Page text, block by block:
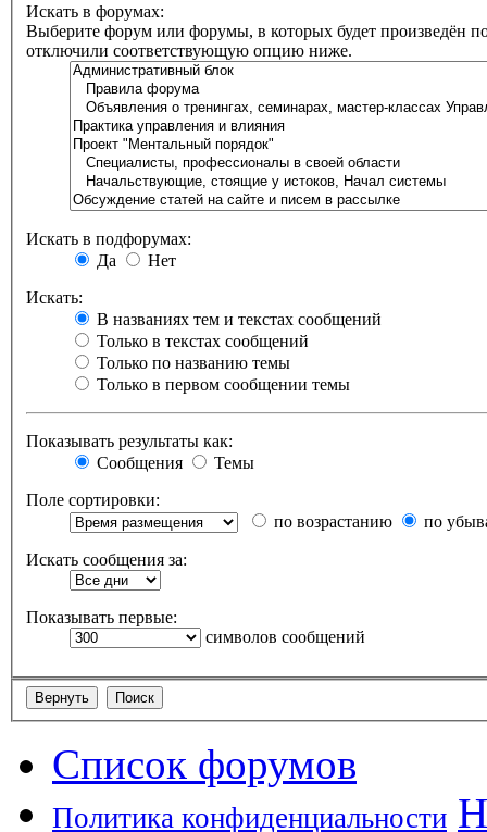
Искать в форумах:
Выберите форум или форумы, в которых будет произведён
отключили соответствующую опцию ниже.
Искать в подфорумах:
Да
Нет
Искать:
В названиях тем и текстах сообщений
Только в текстах сообщений
Только по названию темы
Только в первом сообщении темы
Показывать результаты как:
Сообщения
Темы
Поле сортировки:
по возрастанию
по
Искать сообщения за:
Показывать первые:
символов сообщений
Список форумов
Политика конфиденциальности